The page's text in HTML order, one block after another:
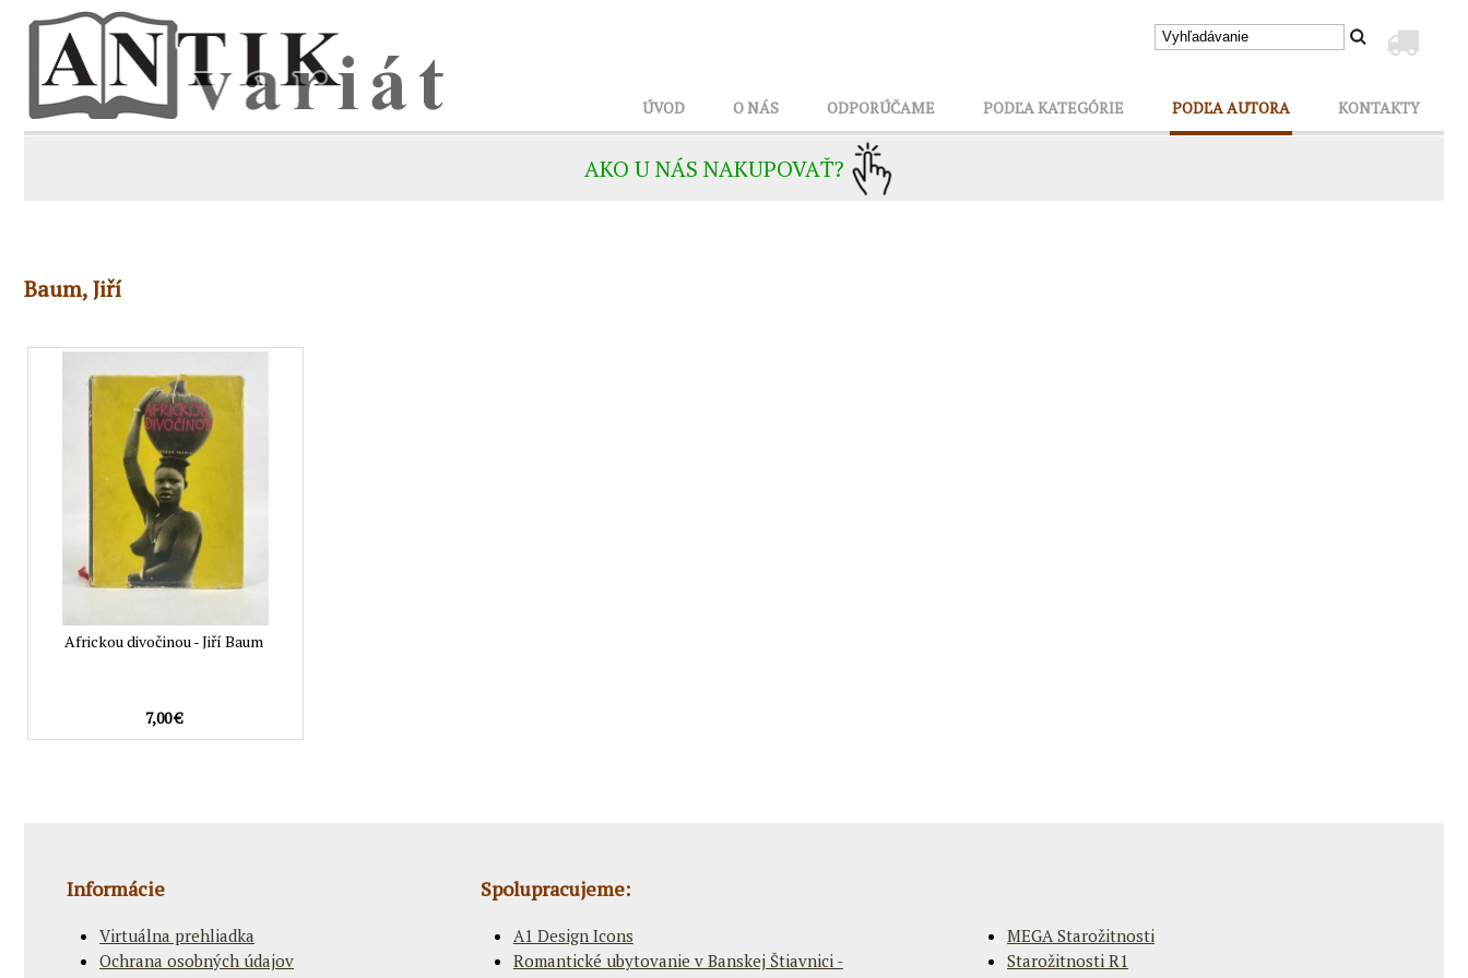
ÚVOD O NÁS ODPORÚČAME PODĽA KATEGÓRIE PODĽA AUTORA KONTAKTY
AKO U NÁS NAKUPOVAŤ?
Baum, Jiří
Africkou divočinou - Jiří Baum
7,00 €
Informácie
Virtuálna prehliadka
Ochrana osobných údajov
Spolupracujeme:
A1 Design Icons
Romantické ubytovanie v Banskej Štiavnici -
MEGA Starožitnosti
Starožitnosti R1